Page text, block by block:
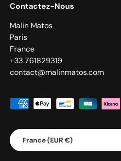
Contactez-Nous
Malin Matos
Paris
France
+33 761829319
contact@malinmatos.com
Moyens de paiement acceptés
Pays
France (EUR €)